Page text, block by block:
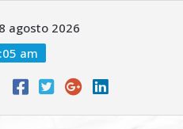
agosto 2026
am